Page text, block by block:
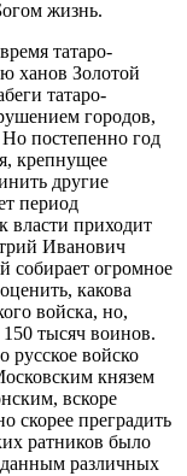
жизнь.
татаро-
ханов Золотой
татаро-
городов,
постепенно год
крепнущее
другие
период
власти приходит
Иванович
собирает огромное
какова
войска, но,
тысяч воинов.
русское войско
князем
вскоре
скорее преградить
ратников было
различных